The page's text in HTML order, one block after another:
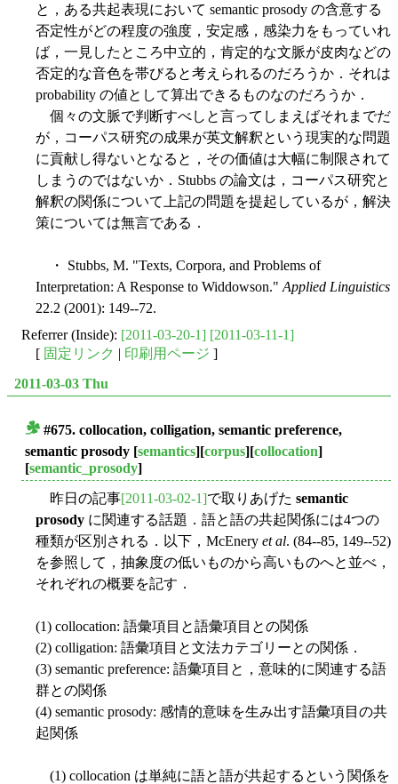
と，ある共起表現において semantic prosody の含意する
否定性がどの程度の強度，安定感，感染力をもっていれ
ば，一見したところ中立的，肯定的な文脈が皮肉などの
否定的な音色を帯びると考えられるのだろうか．それは
probability の値として算出できるものなのだろうか．
個々の文脈で判断すべしと言ってしまえばそれまでだ
が，コーパス研究の成果が英文解釈という現実的な問題
に貢献し得ないとなると，その価値は大幅に制限されて
しまうのではないか．Stubbs の論文は，コーパス研究と
解釈の関係について上記の問題を提起しているが，解決
策については無言である．
・ Stubbs, M. "Texts, Corpora, and Problems of
Interpretation: A Response to Widdowson." Applied Linguistics
22.2 (2001): 149--72.
Referrer (Inside): [2011-03-20-1] [2011-03-11-1]
[ 固定リンク | 印刷用ページ ]
2011-03-03 Thu
#675. collocation, colligation, semantic preference,
semantic prosody [semantics][corpus][collocation]
[semantic_prosody]
昨日の記事[2011-03-02-1]で取りあげた semantic
prosody に関連する話題．語と語の共起関係には4つの
種類が区別される．以下，McEnery et al. (84--85, 149--52)
を参照して，抽象度の低いものから高いものへと並べ，
それぞれの概要を記す．
(1) collocation: 語彙項目と語彙項目との関係
(2) colligation: 語彙項目と文法カテゴリーとの関係．
(3) semantic preference: 語彙項目と，意味的に関連する語
群との関係
(4) semantic prosody: 感情的意味を生み出す語彙項目の共
起関係
(1) collocation は単純に語と語が共起するという関係を